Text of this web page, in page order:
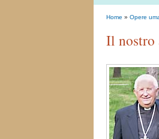
Il nostro
Home » Opere